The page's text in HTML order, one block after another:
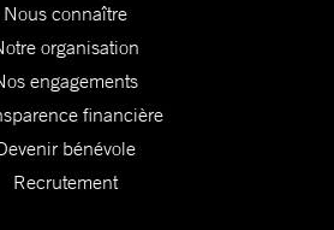
Nous connaître
organisation
engagements
financière
bénévole
Recrutement